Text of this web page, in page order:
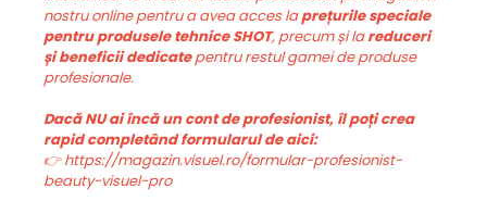
nostru online pentru a avea acces laprețurile speciale
pentru produsele tehnice SHOT, precum și lareduceri
și beneficii dedicatepentru restul gamei de produse
profesionale.
Dacă NU ai încă un cont de profesionist, îl poți crea
rapid completând formularul de aici:
👉 https://magazin.visuel.ro/formular-profesionist-
beauty-visuel-pro